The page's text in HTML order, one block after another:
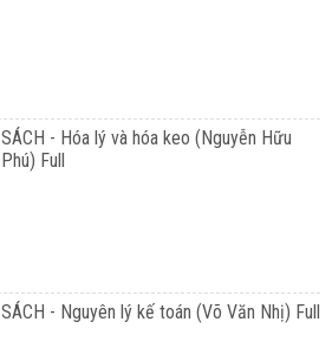
SÁCH - Hóa lý và hóa keo (Nguyễn Hữu
Phú) Full
SÁCH - Nguyên lý kế toán (Võ Văn Nhị) Full